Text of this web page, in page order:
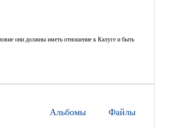
они должны иметь отношение к Калуге и быть
Альбомы Файлы